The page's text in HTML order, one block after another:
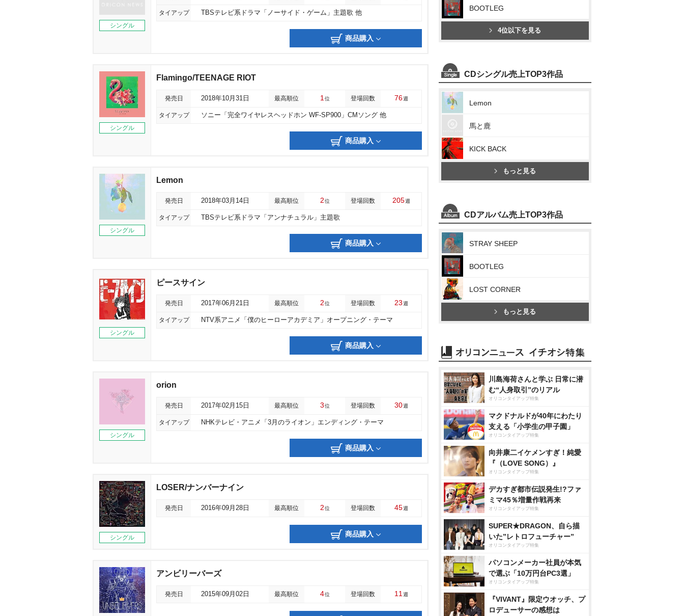
シングル
タイアップ TBSテレビ系ドラマ「ノーサイド・ゲーム」主題歌 他
商品購入
シングル
Flamingo/TEENAGE RIOT
発売日 2018年10月31日 最高順位 1 位 登場回数 76週
タイアップ ソニー「完全ワイヤレスヘッドホン WF-SP900」CMソング 他
商品購入
シングル
Lemon
発売日 2018年03月14日 最高順位 2位 登場回数 205週
タイアップ TBSテレビ系ドラマ「アンナチュラル」主題歌
商品購入
シングル
ピースサイン
発売日 2017年06月21日 最高順位 2位 登場回数 23週
タイアップ NTV系アニメ「僕のヒーローアカデミア」オープニング・テーマ
商品購入
シングル
orion
発売日 2017年02月15日 最高順位 3位 登場回数 30週
タイアップ NHKテレビ・アニメ「3月のライオン」エンディング・テーマ
商品購入
シングル
LOSER/ナンバーナイン
発売日 2016年09月28日 最高順位 2位 登場回数 45週
商品購入
アンビリーバーズ
発売日 2015年09月02日 最高順位 4位 登場回数 11 週
BOOTLEG
4位以下を見る
CDシングル売上TOP3作品
Lemon
馬と鹿
KICK BACK
もっと見る
CDアルバム売上TOP3作品
STRAY SHEEP
BOOTLEG
LOST CORNER
もっと見る
川島海荷さんと学ぶ 日常に潜
む“人身取引”のリアル
オリコンタイアップ特集
マクドナルドが40年にわたり
支える「小学生の甲子園」
オリコンタイアップ特集
向井康二イケメンすぎ！純愛
『（LOVE SONG）』
オリコンタイアップ特集
デカすぎ都市伝説発生!?ファ
ミマ45％増量作戦再来
オリコンタイアップ特集
SUPER★DRAGON、自ら描
いた”レトロフューチャー”
オリコンタイアップ特集
パソコンメーカー社員が本気
で選ぶ「10万円台PC3選」
オリコンタイアップ特集
『VIVANT』限定ウオッチ、プ
ロデューサーの感想は